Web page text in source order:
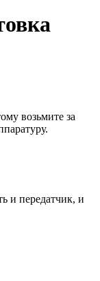
возьмите за
и передатчик, и